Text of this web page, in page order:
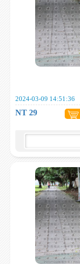
2024-03-09 14:51:36
NT 29